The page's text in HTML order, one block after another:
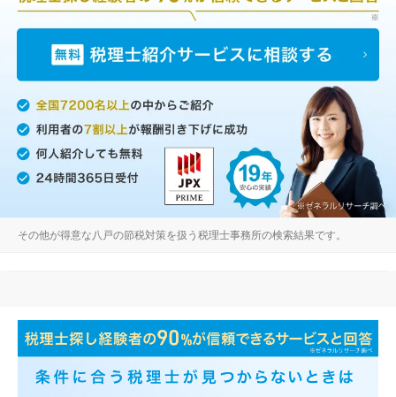
その他が得意な八戸の節税対策を扱う税理士事務所の検索結果です。